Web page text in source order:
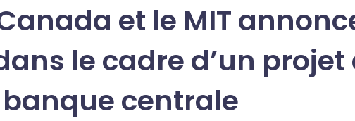
et le MIT
le cadre d’un
centrale